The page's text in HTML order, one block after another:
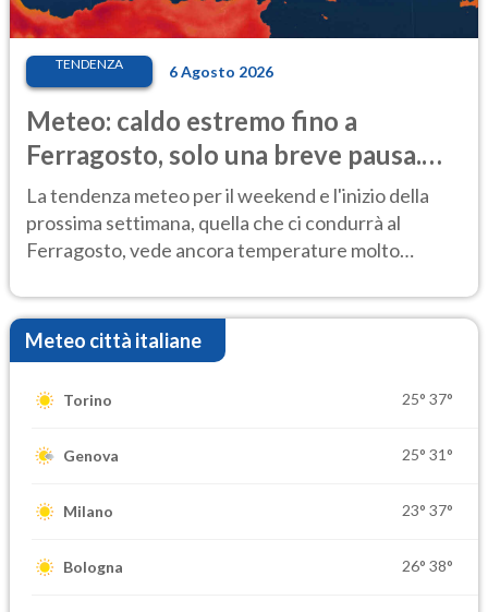
TENDENZA 6 Agosto 2026
Meteo: caldo estremo fino a
Ferragosto, solo una breve pausa.
Ecco dove
La tendenza meteo per il weekend e l'inizio della
prossima settimana, quella che ci condurrà al
Ferragosto, vede ancora temperature molto
Meteo città italiane
Torino 25° 37°
Genova 25° 31°
Milano 23° 37°
Bologna 26° 38°